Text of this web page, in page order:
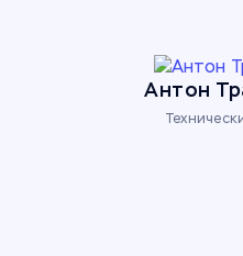
Антон